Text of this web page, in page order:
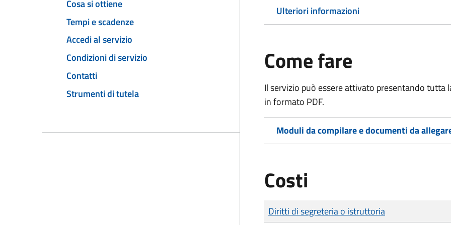
Cosa si ottiene
Tempi e scadenze
Accedi al servizio
Condizioni di servizio
Contatti
Strumenti di tutela
Ulteriori informazioni
Come fare
Il servizio può essere attivato presentando
in formato PDF.
Moduli da compilare e documenti da
Costi
Tipo di pagamento
Importo
Diritti di segreteria o istruttoria